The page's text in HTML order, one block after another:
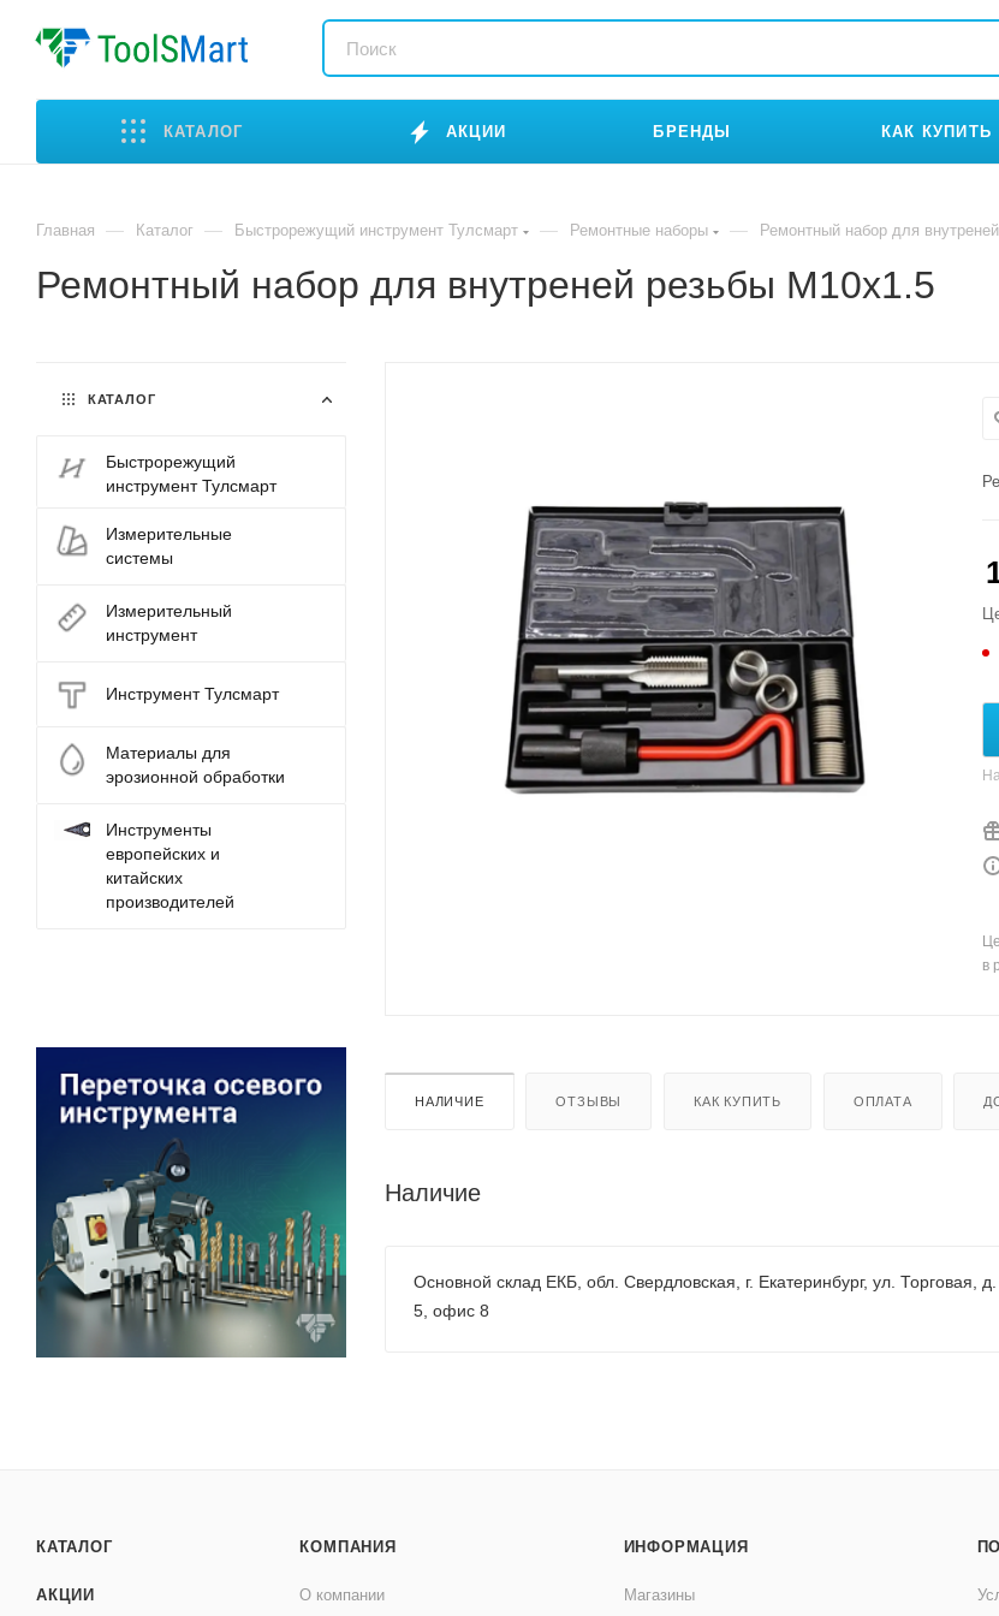
КАТАЛОГ АКЦИИ БРЕНДЫ КАК КУПИТЬ
Главная — Каталог — Быстрорежущий инструмент Тулсмарт — Ремонтные наборы — Ремонтный набор для
Ремонтный набор для внутреней резьбы M10x1.5
в
НАЛИЧИЕ ОТЗЫВЫ КАК КУПИТЬ ОПЛАТА
Наличие
Основной склад ЕКБ, обл. Свердловская, г. Екатеринбург, ул. Торговая, д.
5, офис 8
КАТАЛОГ
Быстрорежущий
инструмент Тулсмарт
Измерительные
системы
Измерительный
инструмент
Инструмент Тулсмарт
Материалы для
эрозионной обработки
Инструменты
европейских и
китайских
производителей
КАТАЛОГ
АКЦИИ
КОМПАНИЯ
О компании
ИНФОРМАЦИЯ
Магазины